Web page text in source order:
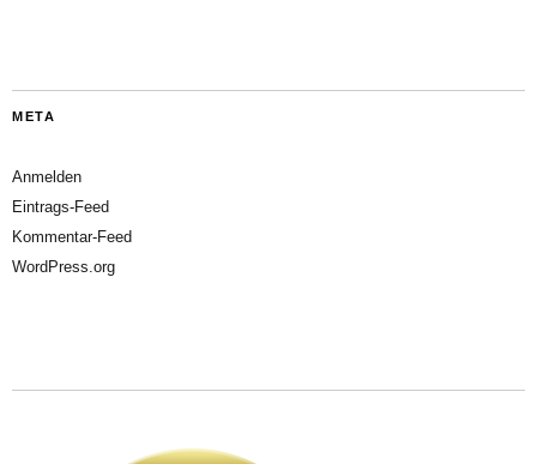
META
Anmelden
Eintrags-Feed
Kommentar-Feed
WordPress.org